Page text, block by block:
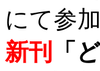
にて参
新刊
「